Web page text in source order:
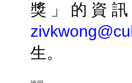
獎」的資
生。